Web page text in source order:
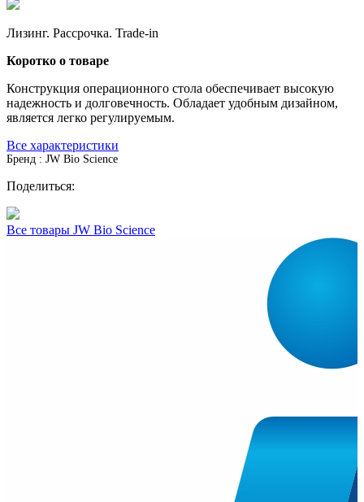
Лизинг. Рассрочка. Trade-in
Коротко о товаре
Конструкция операционного стола обеспечивает высокую
надежность и долговечность. Обладает удобным дизайном,
является легко регулируемым.
Все характеристики
Бренд : JW Bio Science
Поделиться:
Все товары JW Bio Science